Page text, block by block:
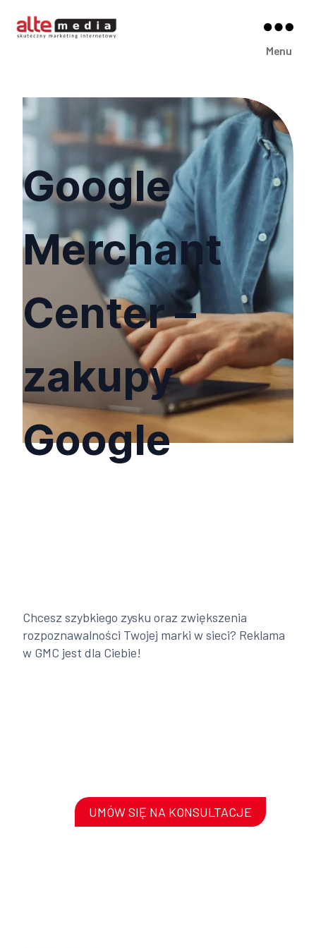
Menu
Google
Merchant
Center –
zakupy
Google
Chcesz szybkiego zysku oraz zwiększenia
rozpoznawalności Twojej marki w sieci? Reklama
w GMC jest dla Ciebie!
UMÓW SIĘ NA KONSULTACJE